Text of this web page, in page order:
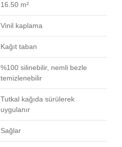
16.50 m²
Vinil kaplama
Kağıt taban
%100 silinebilir, nemli bezle
temizlenebilir
Tutkal kağıda sürülerek
uygulanır
Sağlar